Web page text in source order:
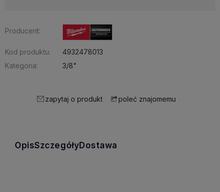
Producent:
Kod produktu:
4932478013
Kategoria:
3/8"
zapytaj o produkt poleć znajomemu
OpisSzczegółyDostawa